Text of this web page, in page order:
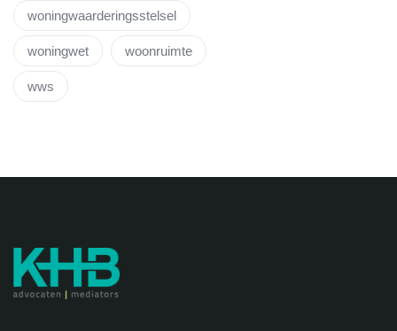
woningwaarderingsstelsel
woningwet woonruimte
wws